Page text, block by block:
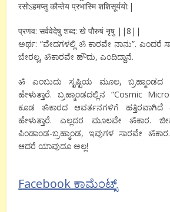
रसोऽहमप्सु कौन्तेय प्रभास्मि शशिसूर्ययो:|
प्रणव: सर्ववेदेषु शब्द: खे पौरुषं नृषु ||8||
ಅರ್ಥ: “ವೇದಗಳಲ್ಲಿ ॐ ಕಾರವೇ ನಾನು”. ಎಂದರೆ
ಬೇರಲ್ಲ, ॐಕಾರವೇ ಹೌದು, ಎಂದಿದ್ದಾನೆ.
ॐ ಎಂಬುದು ಸೃಷ್ಟಿಯ ಮೂಲ, ಬ್ರಹ್ಮಾಂಡದ
ಹೇಳುತ್ತಾರೆ. ಬ್ರಹ್ಮಾಂಡದಲ್ಲಿನ “Cosmic
ಕೂಡ ॐಕಾರದ ಆವರ್ತನಗಳಿಗೆ ಹತ್ತಿರವಾಗಿದೆ
ಹೇಳುತ್ತಾರೆ. ಎಲ್ಲದರ ಮೂಲವೇ ॐಕಾರ.
ಪಿಂಡಾಂಡ-ಬ್ರಹ್ಮಾಂಡ, ಇವುಗಳ ಸಾರವೇ
ಆದರೆ ಯಾವುದೂ ಅಲ್ಲ!
Facebook ಕಾಮೆಂಟ್ಸ್